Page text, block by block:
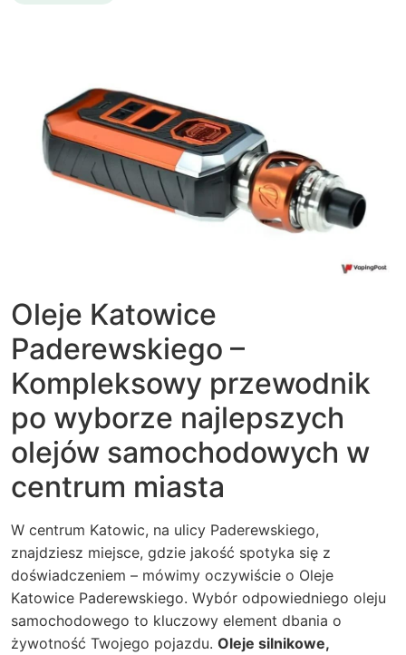
Oleje Katowice
Paderewskiego –
Kompleksowy przewodnik
po wyborze najlepszych
olejów samochodowych w
centrum miasta
W centrum Katowic, na ulicy Paderewskiego,
znajdziesz miejsce, gdzie jakość spotyka się z
doświadczeniem – mówimy oczywiście o Oleje
Katowice Paderewskiego. Wybór odpowiedniego oleju
samochodowego to kluczowy element dbania o
żywotność Twojego pojazdu. Oleje silnikowe,